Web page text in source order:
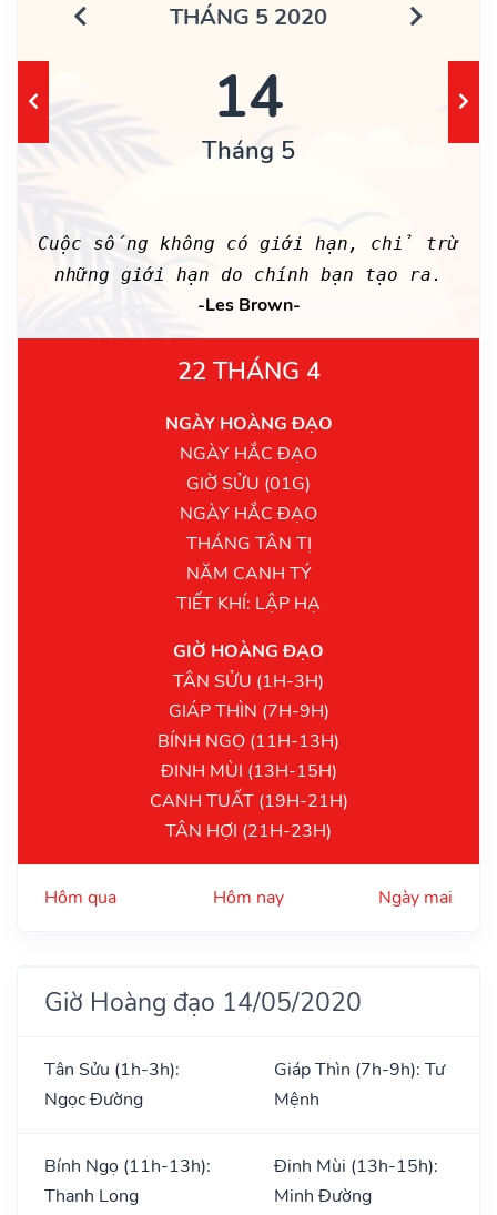
THÁNG 5 2020
14
Tháng 5
Cuộc sống không có giới hạn, chỉ trừ
những giới hạn do chính bạn tạo ra.
-Les Brown-
22 THÁNG 4
NGÀY HOÀNG ĐẠO
NGÀY HẮC ĐẠO
GIỜ SỬU (01G)
NGÀY HẮC ĐẠO
THÁNG TÂN TỊ
NĂM CANH TÝ
TIẾT KHÍ: LẬP HẠ
GIỜ HOÀNG ĐẠO
TÂN SỬU (1H-3H)
GIÁP THÌN (7H-9H)
BÍNH NGỌ (11H-13H)
ĐINH MÙI (13H-15H)
CANH TUẤT (19H-21H)
TÂN HỢI (21H-23H)
Hôm qua Hôm nay Ngày mai
Giờ Hoàng đạo 14/05/2020
Tân Sửu (1h-3h):
Ngọc Đường
Giáp Thìn (7h-9h): Tư
Mệnh
Bính Ngọ (11h-13h):
Thanh Long
Đinh Mùi (13h-15h):
Minh Đường